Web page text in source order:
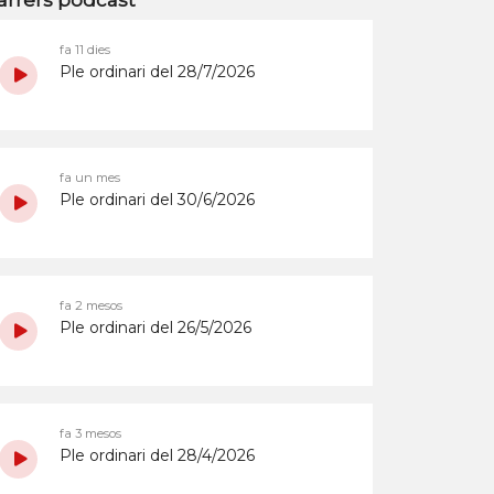
fa 11 dies
Ple ordinari del 28/7/2026
fa un mes
Ple ordinari del 30/6/2026
fa 2 mesos
Ple ordinari del 26/5/2026
fa 3 mesos
Ple ordinari del 28/4/2026